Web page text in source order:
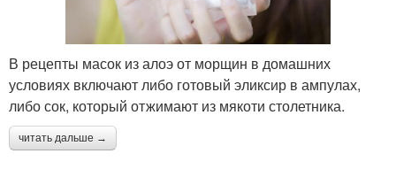
В рецепты масок из алоэ от морщин в домашних
условиях включают либо готовый эликсир в ампулах,
либо сок, который отжимают из мякоти столетника.
читать дальше →